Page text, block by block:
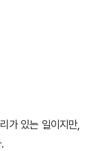
가 있는 일이지만,